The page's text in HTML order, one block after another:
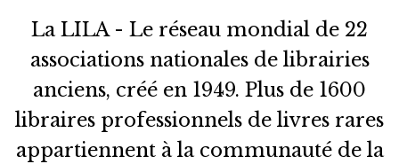
La LILA - Le réseau mondial de 22
associations nationales de librairies
anciens, créé en 1949. Plus de 1600
libraires professionnels de livres rares
appartiennent à la communauté de la